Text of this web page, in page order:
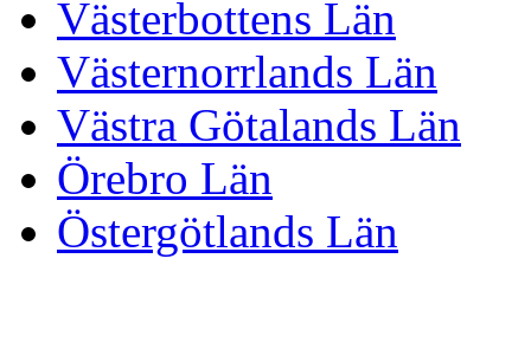
Västerbottens Län
Västernorrlands Län
Västra Götalands Län
Örebro Län
Östergötlands Län